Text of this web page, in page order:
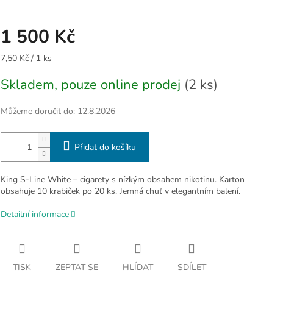
1 500 Kč
Měrná
7,50 Kč / 1 ks
Skladem, pouze online prodej (2 ks)
Můžeme doručit do: 12.8.2026
Přidat do košíku
King S-Line White – cigarety s nízkým obsahem nikotinu. Karton
obsahuje 10 krabiček po 20 ks. Jemná chuť v elegantním balení.
Detailní informace
TISK ZEPTAT SE HLÍDAT SDÍLET